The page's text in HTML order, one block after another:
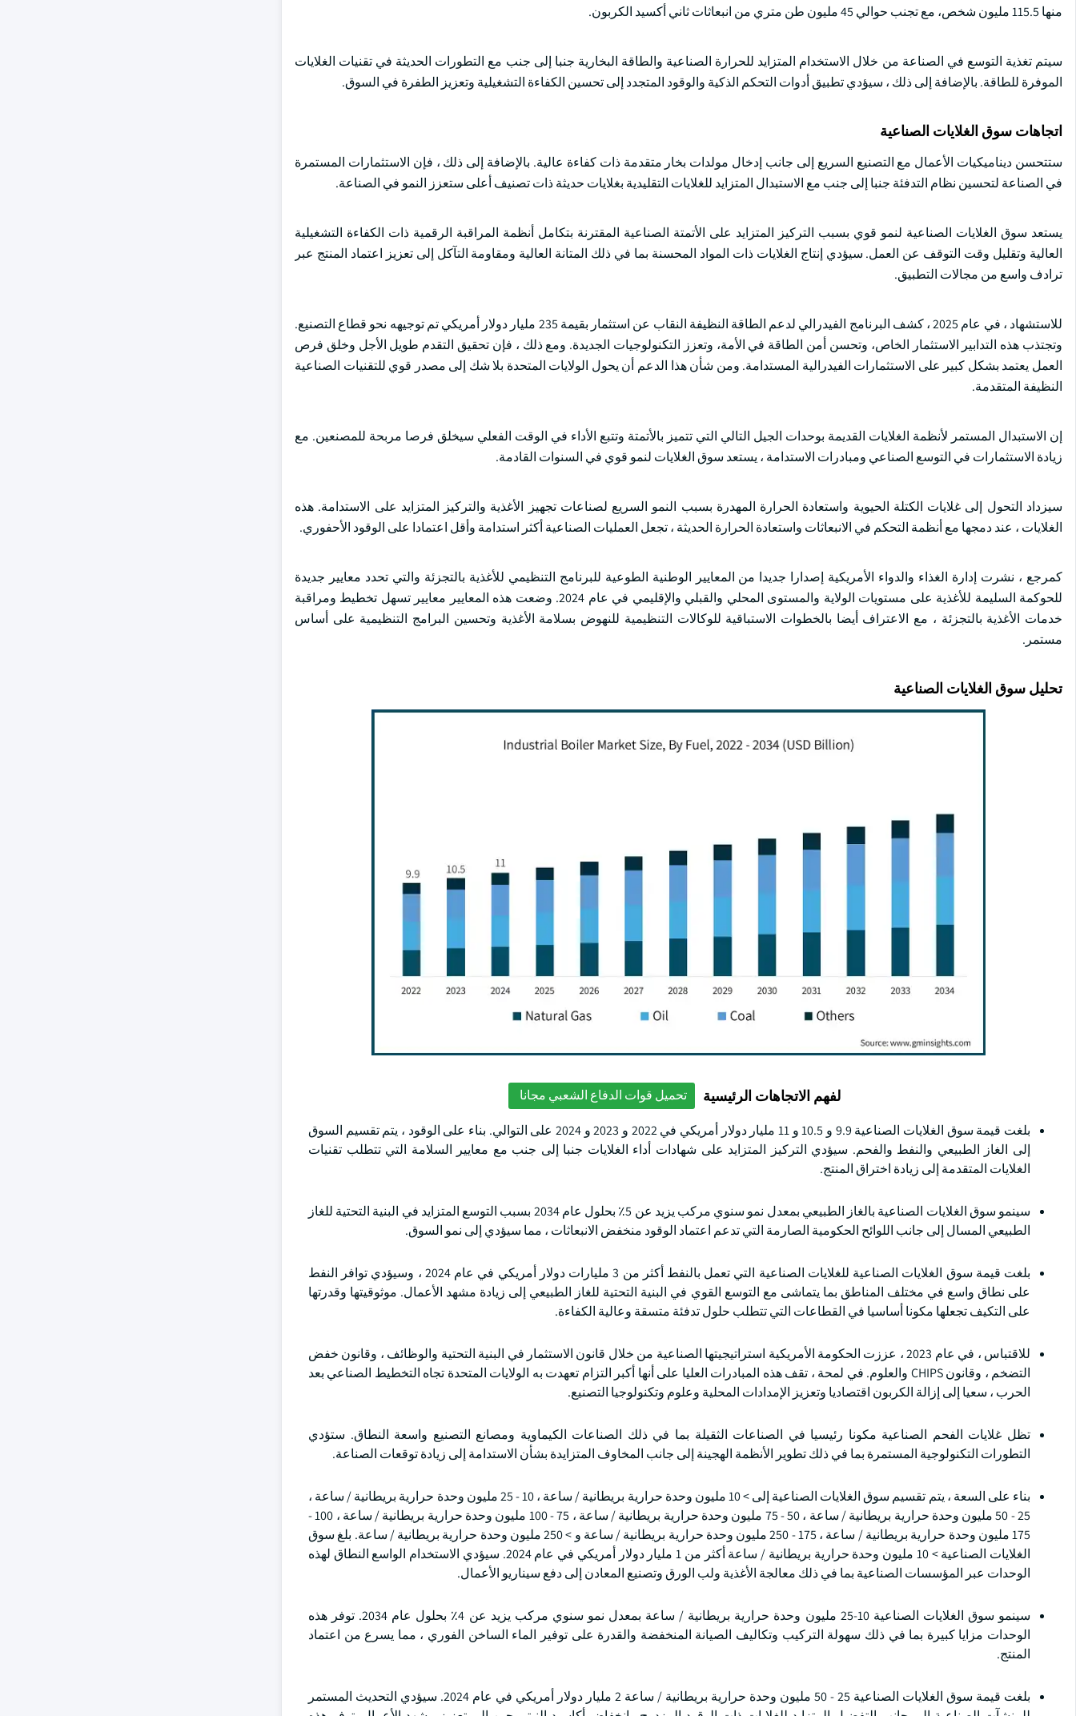
منها 115.5 مليون شخص، مع تجنب حوالي 45 مليون طن متري من انبعاثات ثاني أكسيد الكربون.
سيتم تغذية التوسع في الصناعة من خلال الاستخدام المتزايد للحرارة الصناعية والطاقة البخارية جنبا إلى جنب مع التطورات الحديثة في تقنيات الغلايات
الموفرة للطاقة. بالإضافة إلى ذلك ، سيؤدي تطبيق أدوات التحكم الذكية والوقود المتجدد إلى تحسين الكفاءة التشغيلية وتعزيز الطفرة في السوق.
اتجاهات سوق الغلايات الصناعية
ستتحسن ديناميكيات الأعمال مع التصنيع السريع إلى جانب إدخال مولدات بخار متقدمة ذات كفاءة عالية. بالإضافة إلى ذلك ، فإن الاستثمارات المستمرة
في الصناعة لتحسين نظام التدفئة جنبا إلى جنب مع الاستبدال المتزايد للغلايات التقليدية بغلايات حديثة ذات تصنيف أعلى ستعزز النمو في الصناعة.
يستعد سوق الغلايات الصناعية لنمو قوي بسبب التركيز المتزايد على الأتمتة الصناعية المقترنة بتكامل أنظمة المراقبة الرقمية ذات الكفاءة التشغيلية
العالية وتقليل وقت التوقف عن العمل. سيؤدي إنتاج الغلايات ذات المواد المحسنة بما في ذلك المتانة العالية ومقاومة التآكل إلى تعزيز اعتماد المنتج عبر
ترادف واسع من مجالات التطبيق.
للاستشهاد ، في عام 2025 ، كشف البرنامج الفيدرالي لدعم الطاقة النظيفة النقاب عن استثمار بقيمة 235 مليار دولار أمريكي تم توجيهه نحو قطاع التصنيع.
وتجتذب هذه التدابير الاستثمار الخاص، وتحسن أمن الطاقة في الأمة، وتعزز التكنولوجيات الجديدة. ومع ذلك ، فإن تحقيق التقدم طويل الأجل وخلق فرص
العمل يعتمد بشكل كبير على الاستثمارات الفيدرالية المستدامة. ومن شأن هذا الدعم أن يحول الولايات المتحدة بلا شك إلى مصدر قوي للتقنيات الصناعية
النظيفة المتقدمة.
إن الاستبدال المستمر لأنظمة الغلايات القديمة بوحدات الجيل التالي التي تتميز بالأتمتة وتتبع الأداء في الوقت الفعلي سيخلق فرصا مربحة للمصنعين. مع
زيادة الاستثمارات في التوسع الصناعي ومبادرات الاستدامة ، يستعد سوق الغلايات لنمو قوي في السنوات القادمة.
سيزداد التحول إلى غلايات الكتلة الحيوية واستعادة الحرارة المهدرة بسبب النمو السريع لصناعات تجهيز الأغذية والتركيز المتزايد على الاستدامة. هذه
الغلايات ، عند دمجها مع أنظمة التحكم في الانبعاثات واستعادة الحرارة الحديثة ، تجعل العمليات الصناعية أكثر استدامة وأقل اعتمادا على الوقود الأحفوري.
كمرجع ، نشرت إدارة الغذاء والدواء الأمريكية إصدارا جديدا من المعايير الوطنية الطوعية للبرنامج التنظيمي للأغذية بالتجزئة والتي تحدد معايير جديدة
للحوكمة السليمة للأغذية على مستويات الولاية والمستوى المحلي والقبلي والإقليمي في عام 2024. وضعت هذه المعايير معايير تسهل تخطيط ومراقبة
خدمات الأغذية بالتجزئة ، مع الاعتراف أيضا بالخطوات الاستباقية للوكالات التنظيمية للنهوض بسلامة الأغذية وتحسين البرامج التنظيمية على أساس
مستمر.
تحليل سوق الغلايات الصناعية
لفهم الاتجاهات الرئيسية تحميل قوات الدفاع الشعبي مجانا
بلغت قيمة سوق الغلايات الصناعية 9.9 و 10.5 و 11 مليار دولار أمريكي في 2022 و 2023 و 2024 على التوالي. بناء على الوقود ، يتم تقسيم السوق
إلى الغاز الطبيعي والنفط والفحم. سيؤدي التركيز المتزايد على شهادات أداء الغلايات جنبا إلى جنب مع معايير السلامة التي تتطلب تقنيات
الغلايات المتقدمة إلى زيادة اختراق المنتج.
سينمو سوق الغلايات الصناعية بالغاز الطبيعي بمعدل نمو سنوي مركب يزيد عن 5٪ بحلول عام 2034 بسبب التوسع المتزايد في البنية التحتية للغاز
الطبيعي المسال إلى جانب اللوائح الحكومية الصارمة التي تدعم اعتماد الوقود منخفض الانبعاثات ، مما سيؤدي إلى نمو السوق.
بلغت قيمة سوق الغلايات الصناعية للغلايات الصناعية التي تعمل بالنفط أكثر من 3 مليارات دولار أمريكي في عام 2024 ، وسيؤدي توافر النفط
على نطاق واسع في مختلف المناطق بما يتماشى مع التوسع القوي في البنية التحتية للغاز الطبيعي إلى زيادة مشهد الأعمال. موثوقيتها وقدرتها
على التكيف تجعلها مكونا أساسيا في القطاعات التي تتطلب حلول تدفئة متسقة وعالية الكفاءة.
للاقتباس ، في عام 2023 ، عززت الحكومة الأمريكية استراتيجيتها الصناعية من خلال قانون الاستثمار في البنية التحتية والوظائف ، وقانون خفض
التضخم ، وقانون CHIPS والعلوم. في لمحة ، تقف هذه المبادرات العليا على أنها أكبر التزام تعهدت به الولايات المتحدة تجاه التخطيط الصناعي بعد
الحرب ، سعيا إلى إزالة الكربون اقتصاديا وتعزيز الإمدادات المحلية وعلوم وتكنولوجيا التصنيع.
تظل غلايات الفحم الصناعية مكونا رئيسيا في الصناعات الثقيلة بما في ذلك الصناعات الكيماوية ومصانع التصنيع واسعة النطاق. ستؤدي
التطورات التكنولوجية المستمرة بما في ذلك تطوير الأنظمة الهجينة إلى جانب المخاوف المتزايدة بشأن الاستدامة إلى زيادة توقعات الصناعة.
بناء على السعة ، يتم تقسيم سوق الغلايات الصناعية إلى > 10 مليون وحدة حرارية بريطانية / ساعة ، 10 - 25 مليون وحدة حرارية بريطانية / ساعة ،
25 - 50 مليون وحدة حرارية بريطانية / ساعة ، 50 - 75 مليون وحدة حرارية بريطانية / ساعة ، 75 - 100 مليون وحدة حرارية بريطانية / ساعة ، 100 -
175 مليون وحدة حرارية بريطانية / ساعة ، 175 - 250 مليون وحدة حرارية بريطانية / ساعة و > 250 مليون وحدة حرارية بريطانية / ساعة. بلغ سوق
الغلايات الصناعية > 10 مليون وحدة حرارية بريطانية / ساعة أكثر من 1 مليار دولار أمريكي في عام 2024. سيؤدي الاستخدام الواسع النطاق لهذه
الوحدات عبر المؤسسات الصناعية بما في ذلك معالجة الأغذية ولب الورق وتصنيع المعادن إلى دفع سيناريو الأعمال.
سينمو سوق الغلايات الصناعية 10-25 مليون وحدة حرارية بريطانية / ساعة بمعدل نمو سنوي مركب يزيد عن 4٪ بحلول عام 2034. توفر هذه
الوحدات مزايا كبيرة بما في ذلك سهولة التركيب وتكاليف الصيانة المنخفضة والقدرة على توفير الماء الساخن الفوري ، مما يسرع من اعتماد
المنتج.
بلغت قيمة سوق الغلايات الصناعية 25 - 50 مليون وحدة حرارية بريطانية / ساعة 2 مليار دولار أمريكي في عام 2024. سيؤدي التحديث المستمر